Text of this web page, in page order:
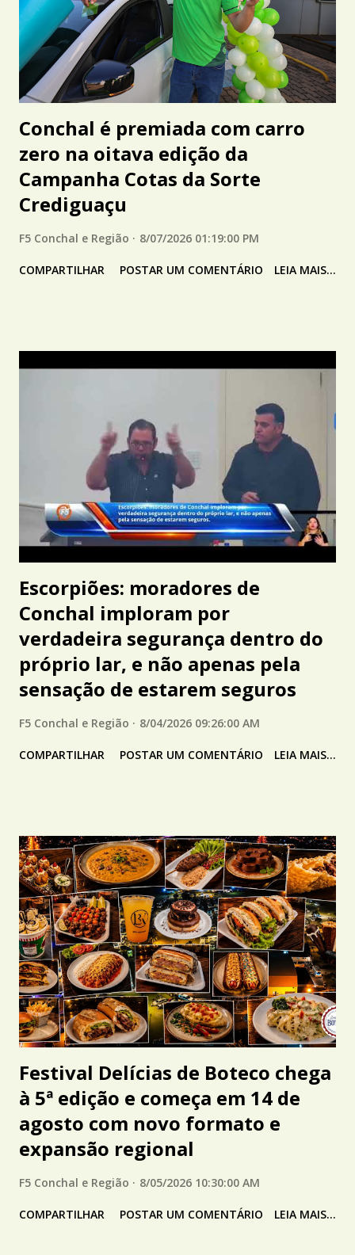
Conchal é premiada com carro
zero na oitava edição da
Campanha Cotas da Sorte
Crediguaçu
F5 Conchal e Região 8/07/2026 01:19:00 PM
COMPARTILHAR POSTAR UM COMENTÁRIO LEIA MAIS...
Escorpiões: moradores de
Conchal imploram por
verdadeira segurança dentro do
próprio lar, e não apenas pela
sensação de estarem seguros
F5 Conchal e Região 8/04/2026 09:26:00 AM
COMPARTILHAR POSTAR UM COMENTÁRIO LEIA MAIS...
Festival Delícias de Boteco chega
à 5ª edição e começa em 14 de
agosto com novo formato e
expansão regional
F5 Conchal e Região 8/05/2026 10:30:00 AM
COMPARTILHAR POSTAR UM COMENTÁRIO LEIA MAIS...